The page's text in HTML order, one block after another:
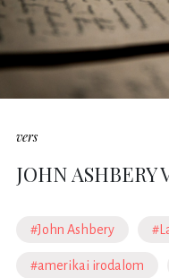
vers
JOHN ASHBERY
#John Ashbery
#amerikai irodalom